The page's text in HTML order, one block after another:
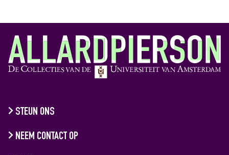
STEUN ONS
NEEM CONTACT OP